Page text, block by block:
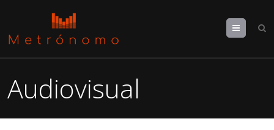
Menu
Audiovisual